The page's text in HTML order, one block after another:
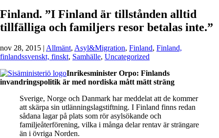
Finland. ”I Finland är tillstånden alltid
tillfälliga och familjers resor betalas inte.”
nov 28, 2015 | Allmänt, Asyl&Migration, Finland, Finland,
finlandssvenskt, finskt, Samhälle, Uncategorized
Inrikesminister Orpo: Finlands
invandringspolitik är med nordiska mått mätt sträng
Sverige, Norge och Danmark har meddelat att de kommer
att skärpa sin utlänningslagstiftning. I Finland finns redan
sådana lagar på plats som rör asylsökande och
familjeåterförening, vilka i många delar rentav är strängare
än i övriga Norden.